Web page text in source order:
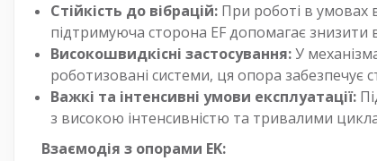
Стійкість до вібрацій: При роботі в умовах
підтримуюча сторона EF допомагає знизити
Високошвидкісні застосування:У
роботизовані системи, ця опора забезпечує
Важкі та інтенсивні умови експлуатації:
з високою інтенсивністю та тривалими
Взаємодія з опорами EK: